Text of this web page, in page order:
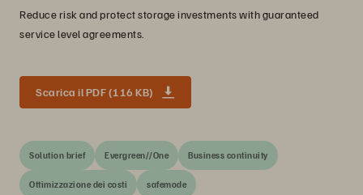
Reduce risk and protect storage investments with guaranteed
service level agreements.
Scarica il PDF (116 KB)
Solution brief Evergreen//One Business continuity
Ottimizzazione dei costi safemode